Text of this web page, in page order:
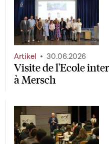
Visite de l'Ecole
à Mersch
Artikel 30.06.2026